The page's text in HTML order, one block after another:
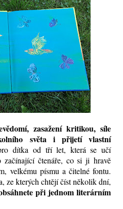
zasažení kritikou, síle
světa i přijetí vlastní
dítkaod tří let, která se učí
čtenáře, co si ji hravě
velkému písmu a čitelné fontu.
, ze kterých chtějí číst několik dní,
při jednom literárním